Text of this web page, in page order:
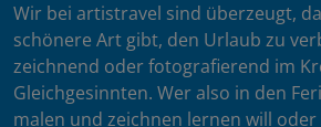
Wir bei artistravel sind überzeugt,
schönere Art gibt, den Urlaub zu
zeichnend oder fotografierend im
Gleichgesinnten. Wer also in den
malen und zeichnen lernen will